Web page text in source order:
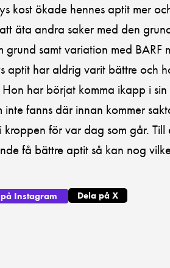
kost ökade hennes aptit mer
äta andra saker med den
samt variation med BARF
aptit har aldrig varit bättre och
har börjat komma ikapp i
inte fanns där innan kommer
för var dag som går. Till
få bättre aptit så kan nog
Instagram Dela på X